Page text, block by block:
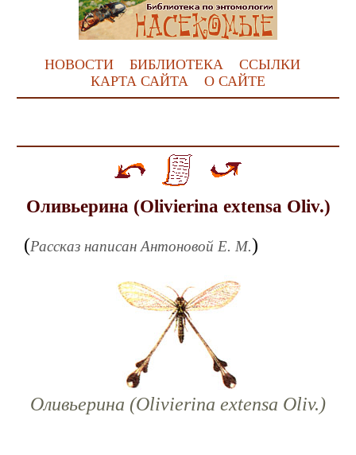
НОВОСТИ БИБЛИОТЕКА
ССЫЛКИ
КАРТА САЙТА
О САЙТЕ
Оливьерина (Olivierina extensa Oliv.)
(Рассказ написан Антоновой Е. М.)
Оливьерина (Olivierina extensa Oliv.)